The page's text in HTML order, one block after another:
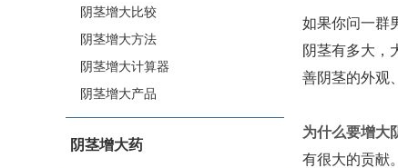
阴茎增大比较
阴茎增大方法
阴茎增大计算器
阴茎增大产品
阴茎增大药
如果你问一群
阴茎有多大，
善阴茎的外观
为什么要增大
有很大的贡献。